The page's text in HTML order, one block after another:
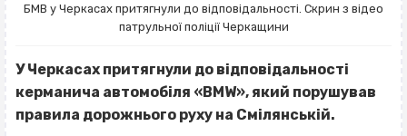
БМВ у Черкасах притягнули до відповідальності. Скрин з відео
патрульної поліції Черкащини
У Черкасах притягнули до відповідальності
керманича автомобіля «BMW», який порушував
правила дорожнього руху на Смілянській.